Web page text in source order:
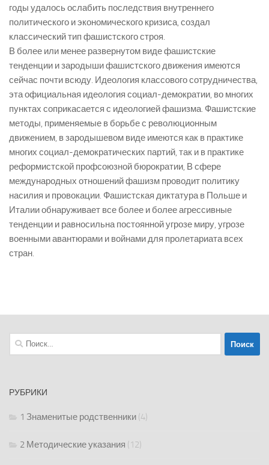
годы удалось ослабить последствия внутреннего
политического и экономического кризиса, создал
классический тип фашистского строя.
В более или менее развернутом виде фашистские
тенденции и зародыши фашистского движения имеются
сейчас почти всюду. Идеология классового сотрудничества,
эта официальная идеология социал-демократии, во многих
пунктах соприкасается с идеологией фашизма. Фашистские
методы, применяемые в борьбе с революционным
движением, в зародышевом виде имеются как в практике
многих социал-демократических партий, так и в практике
реформистской профсоюзной бюрократии, В сфере
международных отношений фашизм проводит политику
насилия и провокации. Фашистская диктатура в Польше и
Италии обнаруживает все более и более агрессивные
тенденции и равносильна постоянной угрозе миру, угрозе
военными авантюрами и войнами для пролетариата всех
стран.
Найти:
РУБРИКИ
1 Знаменитые родственники (4)
2 Методические указания (12)